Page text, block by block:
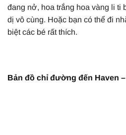
đang nở, hoa trắng hoa vàng li ti
dị vô cùng. Hoặc bạn có thể đi
biệt các bé rất thích.
Bản đồ chỉ đường đến Haven